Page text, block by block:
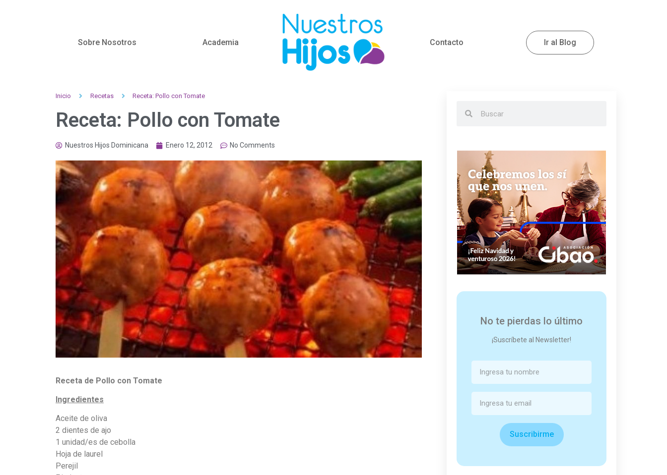
Sobre Nosotros Academia Contacto Ir al Blog
Inicio Recetas Receta: Pollo con Tomate
Receta: Pollo con Tomate
Nuestros Hijos Dominicana Enero 12, 2012 No Comments
Receta de Pollo con Tomate
Ingredientes
Aceite de oliva
2 dientes de ajo
1 unidad/es de cebolla
Hoja de laurel
Perejil
No te pierdas lo último
¡Suscríbete al Newsletter!
Suscribirme